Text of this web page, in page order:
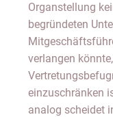
Organstellung
begründeten
verlangen
einzuschränken
analog scheidet